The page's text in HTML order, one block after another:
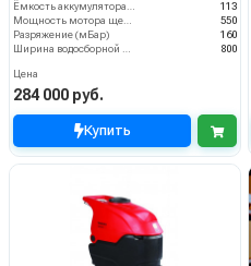
Ёмкость аккумулятора (Ач)
113
Мощность мотора щеток
550
Разряжение (мБар)
160
Ширина водосборной рейки
800
Цена
284 000 руб.
Купить